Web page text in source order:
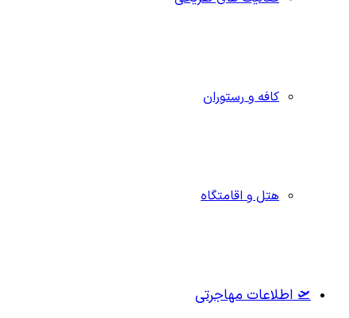
کافه و رستوران
هتل و اقامتگاه
🛫 اطلاعات مهاجرتی